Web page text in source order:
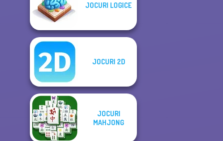
JOCURI LOGICE
JOCURI 2D
JOCURI
MAHJONG